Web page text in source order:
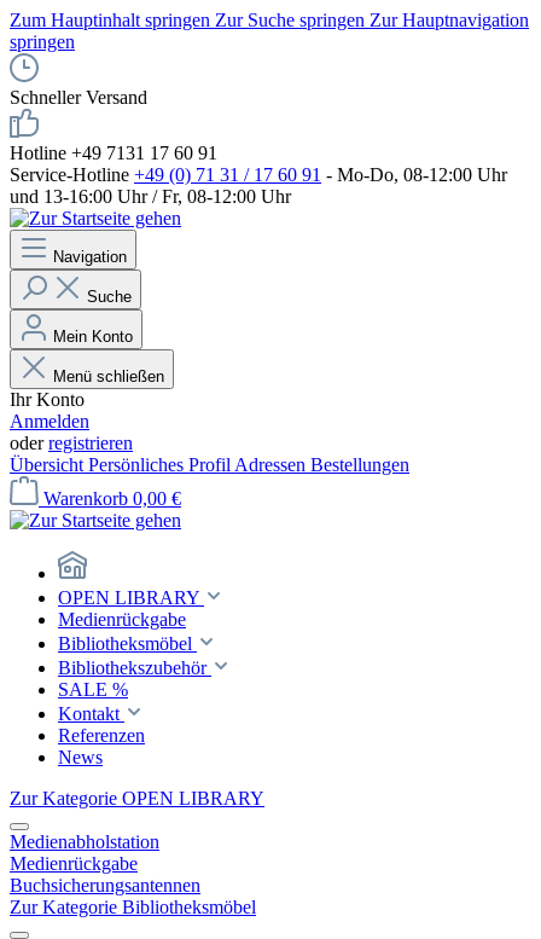
Zum Hauptinhalt springen Zur Suche springen Zur Hauptnavigation
springen
Schneller Versand
Hotline +49 7131 17 60 91
Service-Hotline +49 (0) 71 31 / 17 60 91 - Mo-Do, 08-12:00 Uhr
und 13-16:00 Uhr / Fr, 08-12:00 Uhr
Navigation
Suche
Mein Konto
Menü schließen
Ihr Konto
Anmelden
oderregistrieren
Übersicht Persönliches Profil Adressen Bestellungen
Warenkorb 0,00 €
OPEN LIBRARY
Medienrückgabe
Bibliotheksmöbel
Bibliothekszubehör
SALE %
Kontakt
Referenzen
News
Zur Kategorie OPEN LIBRARY
Medienabholstation
Medienrückgabe
Buchsicherungsantennen
Zur Kategorie Bibliotheksmöbel